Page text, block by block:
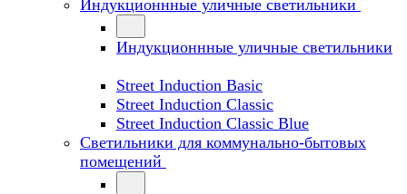
Индукционнные уличные светильники
Индукционнные уличные светильники
Street Induction Basic
Street Induction Classic
Street Induction Classic Blue
Светильники для коммунально-бытовых
помещений